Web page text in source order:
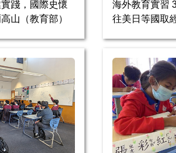
踐，國際史懷
山（教育部）
海外教育實習
往美日等國取